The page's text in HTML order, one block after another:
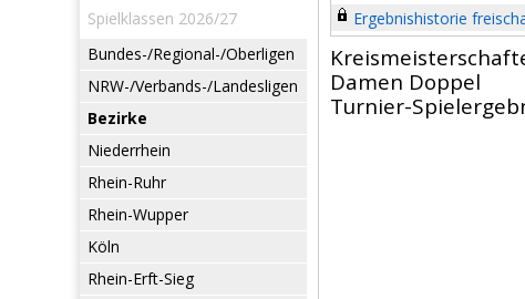
Spielklassen 2026/27
Bundes-/Regional-/Oberligen
NRW-/Verbands-/Landesligen
Bezirke
Niederrhein
Rhein-Ruhr
Rhein-Wupper
Köln
Rhein-Erft-Sieg
Ergebnishistorie
Damen Doppel
Turnier-